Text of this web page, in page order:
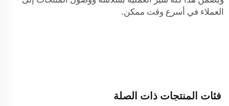
العملاء في أسرع وقت ممكن.
فئات المنتجات ذات الصلة